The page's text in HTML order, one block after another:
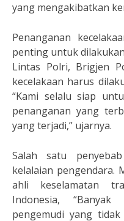
yang mengakibatkan
Penanganan
penting untuk
Lintas Polri, Brigjen
kecelakaan harus
“Kami selalu siap
penanganan yang
yang terjadi,” ujarnya.
Salah satu
kelalaian pengendara.
ahli keselamatan
Indonesia,
pengemudi yang